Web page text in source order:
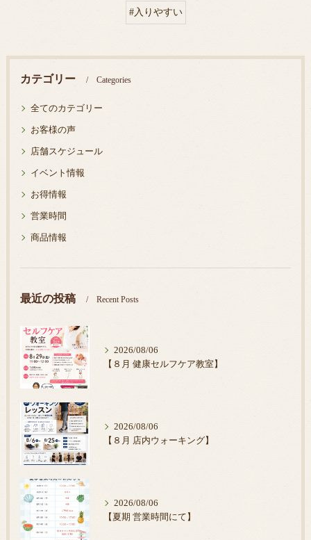
#入りやすい
カテゴリー Categories
全てのカテゴリー
お客様の声
店舗スケジュール
イベント情報
お得情報
営業時間
商品情報
最近の投稿 Recent Posts
2026/08/06
【８月 健康セルフケア教室】
2026/08/06
【８月 店内ウォーキング】
2026/08/06
【夏期 営業時間にて】